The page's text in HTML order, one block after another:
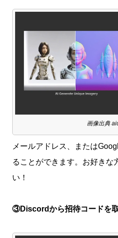
画像出典
メールアドレス、または
ることができます。お好きな
い！
③Discordから招待コードを